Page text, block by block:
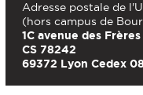
Adresse postale de
(hors campus de
1C avenue des
CS 78242
69372 Lyon Cedex